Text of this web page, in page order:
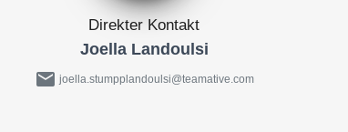
Direkter Kontakt
Joella Landoulsi
mail joella.stumpplandoulsi@teamative.com